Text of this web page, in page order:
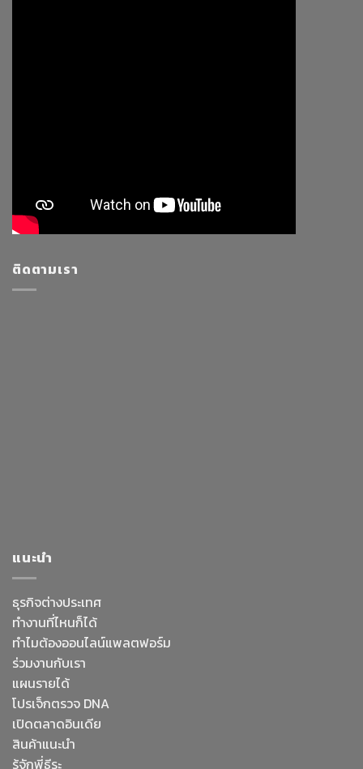
ติดตามเรา
แนะนำ
ธุรกิจต่างประเทศ
ทำงานที่ไหนก็ได้
ทำไมต้องออนไลน์แพลตฟอร์ม
ร่วมงานกับเรา
แผนรายได้
โปรเจ็กตรวจ DNA
เปิดตลาดอินเดีย
สินค้าแนะนำ
รู้จักพี่ธีระ